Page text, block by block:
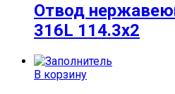
Отвод
316L 114.3х2
В корзину